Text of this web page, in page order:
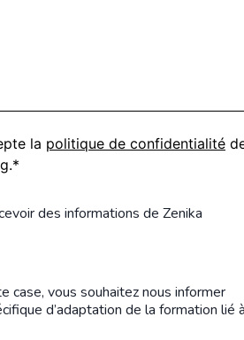
la politique de confidentialité
des informations de Zenika
case, vous souhaitez nous informer
d’adaptation de la formation lié